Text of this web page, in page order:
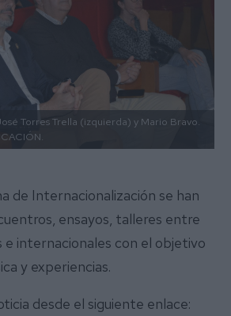
Torres Trella (izquierda) y Mario Bravo.
de Internacionalización se han
ensayos, talleres entre
e internacionales con el objetivo
y experiencias.
desde el siguiente enlace: